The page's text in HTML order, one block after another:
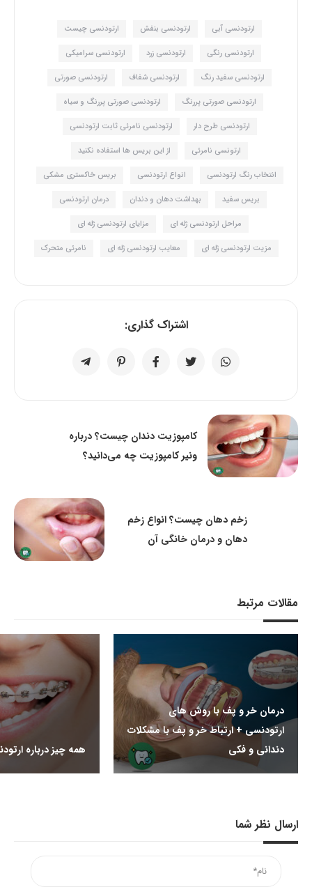
ارتودنسی آبی ارتودنسی بنفش ارتودنسی چیست
ارتودنسی رنگی ارتودنسی زرد ارتودنسی سرامیکی
ارتودنسی سفید رنگ ارتودنسی شفاف ارتودنسی صورتی
ارتودنسی صورتی پررنگ ارتودنسی صورتی پررنگ و سیاه
ارتودنسی طرح دار ارتودنسی نامرئی ثابت ارتودنسی
ارتونسی نامرئی از این بریس ها استفاده نکنید
انتخاب رنگ ارتودنسی انواع ارتودنسی بریس خاکستری مشکی
بریس سفید بهداشت دهان و دندان درمان ارتودنسی
مراحل ارتودنسی ژله ای مزایای ارتودنسی ژله ای
مزیت ارتودنسی ژله ای معایب ارتودنسی ژله ای نامرئی متحرک
اشتراک گذاری:
کامپوزیت دندان چیست؟ درباره
ونیر کامپوزیت چه می‌دانید؟
زخم دهان چیست؟ انواع زخم
دهان و درمان خانگی آن
مقالات مرتبط
درمان خر و پف با روش های
ارتودنسی + ارتباط خر و پف با مشکلات
دندانی و فکی
همه چیز درباره
ارسال نظر شما